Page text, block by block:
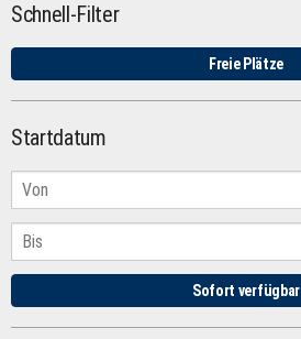
Schnell-Filter
Freie Plätze
Startdatum
Sofort verfügbar